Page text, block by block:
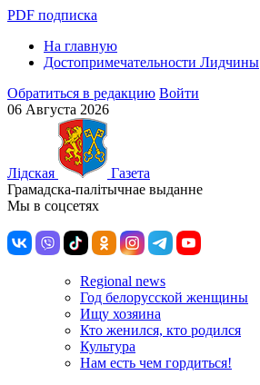
PDF подписка
На главную
Достопримечательности Лидчины
Обратиться в редакцию Войти
06 Августа 2026
Лiдская
Газета
Грамадска-палiтычнае выданне
Мы в соцсетях
Regional news
Год белорусской женщины
Ищу хозяина
Кто женился, кто родился
Культура
Нам есть чем гордиться!